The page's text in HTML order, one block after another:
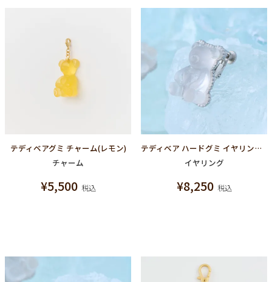
テディベアグミ チャーム(レモン)
チャーム
¥5,500 税込
テディベア ハードグミ イヤリング（シュガースノー）
イヤリング
¥8,250 税込